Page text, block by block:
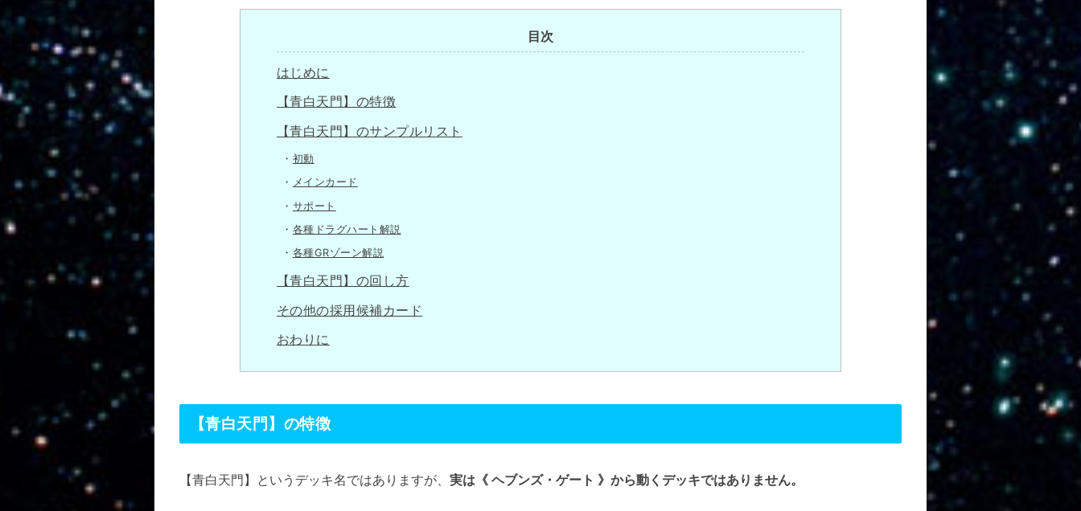
目次
はじめに
【青白天門】の特徴
【青白天門】のサンプルリスト
初動
メインカード
サポート
各種ドラグハート解説
各種GRゾーン解説
【青白天門】の回し方
その他の採用候補カード
おわりに
【青白天門】の特徴
【青白天門】というデッキ名ではありますが、 実は《 ヘブンズ・ゲート 》から動くデッキではありません。